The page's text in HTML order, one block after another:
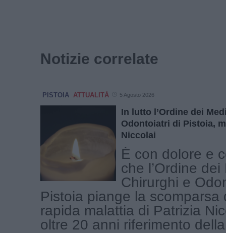
Notizie correlate
PISTOIA ATTUALITÀ 5 Agosto 2026
In lutto l’Ordine dei
Odontoiatri di Pistoia,
Niccolai
È con dolore e
che l’Ordine dei
Chirurghi e
Pistoia piange la scomparsa
rapida malattia di Patrizia
oltre 20 anni riferimento